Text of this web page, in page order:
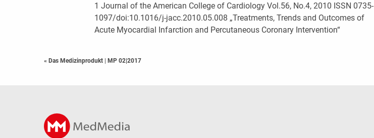
1 Journal of the American College of Cardiology Vol.56, No.4, 2010 ISSN 0735-
1097/doi:10.1016/j-jacc.2010.05.008 „Treatments, Trends and Outcomes of
Acute Myocardial Infarction and Percutaneous Coronary Intervention“
« Das Medizinprodukt | MP 02|2017